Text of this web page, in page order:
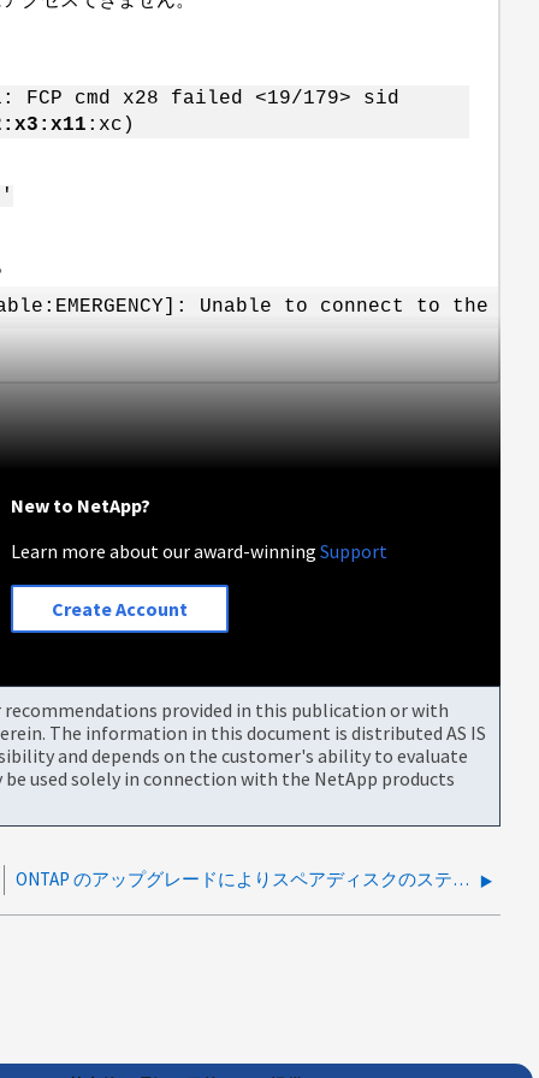
FCP cmd x28 failed <19/179> sid
:xc)
Unable to connect to the
New to NetApp?
Learn more about our award-winningSupport
Create Account
provided in this publication or with
The information in this document is distributed AS IS
and depends on the customer's ability to evaluate
used solely in connection with the NetApp products
ONTAP のアップグレードによりスペアディスクのステータスが「ゼロ化されていない」に変更される